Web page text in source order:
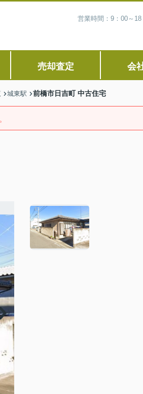
営業時間：9：00～
売却査定 会
城東駅 前橋市日吉町 中古住宅